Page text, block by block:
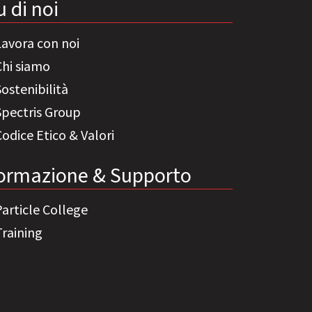
di noi
con noi
siamo
Group
Etico & Valori
& Supporto
College